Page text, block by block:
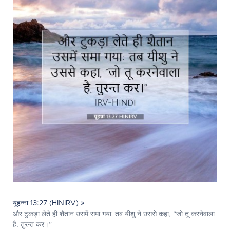
यूहन्ना 13:27 (HINIRV) »
और टुकड़ा लेते ही शैतान उसमें समा गया: तब यीशु ने उससे कहा, “जो तू करनेवाला
है, तुरन्त कर।”